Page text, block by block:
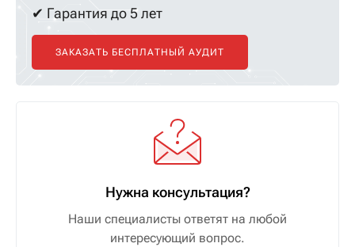
✔ Гарантия до 5 лет
ЗАКАЗАТЬ БЕСПЛАТНЫЙ АУДИТ
Нужна консультация?
Наши специалисты ответят на любой
интересующий вопрос.